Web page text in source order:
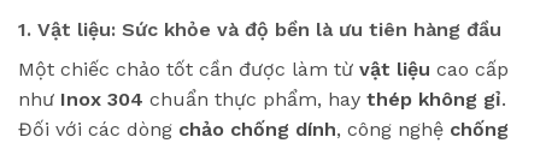
1. Vật liệu: Sức khỏe và độ bền là ưu tiên hàng đầu
Một chiếc chảo tốt cần được làm từ vật liệu cao cấp
như Inox 304 chuẩn thực phẩm, hay thép không gỉ.
Đối với các dòng chảo chống dính, công nghệ chống